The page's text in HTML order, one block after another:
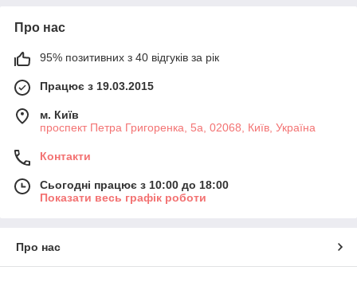
Про нас
95% позитивних з 40 відгуків за рік
Працює з 19.03.2015
м. Київ
проспект Петра Григоренка, 5а, 02068, Київ, Україна
Контакти
Сьогодні працює з 10:00 до 18:00
Показати весь графік роботи
Про нас